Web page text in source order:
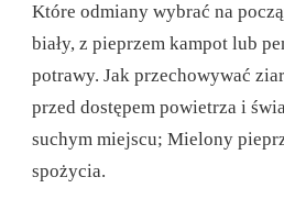
Które odmiany wybrać na
biały, z pieprzem kampot lub
potrawy. Jak przechowywać
przed dostępem powietrza i
suchym miejscu; Mielony
spożycia.